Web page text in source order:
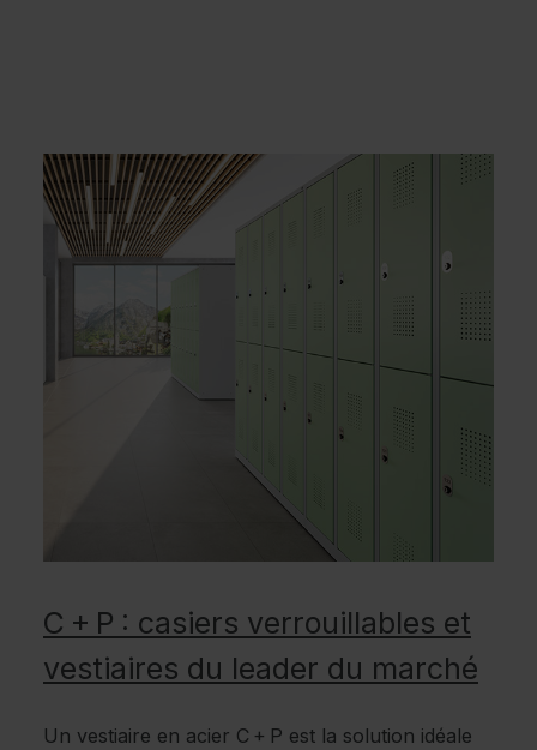
C + P : casiers verrouillables et
vestiaires du leader du marché
Un vestiaire en acier C + P est la solution idéale